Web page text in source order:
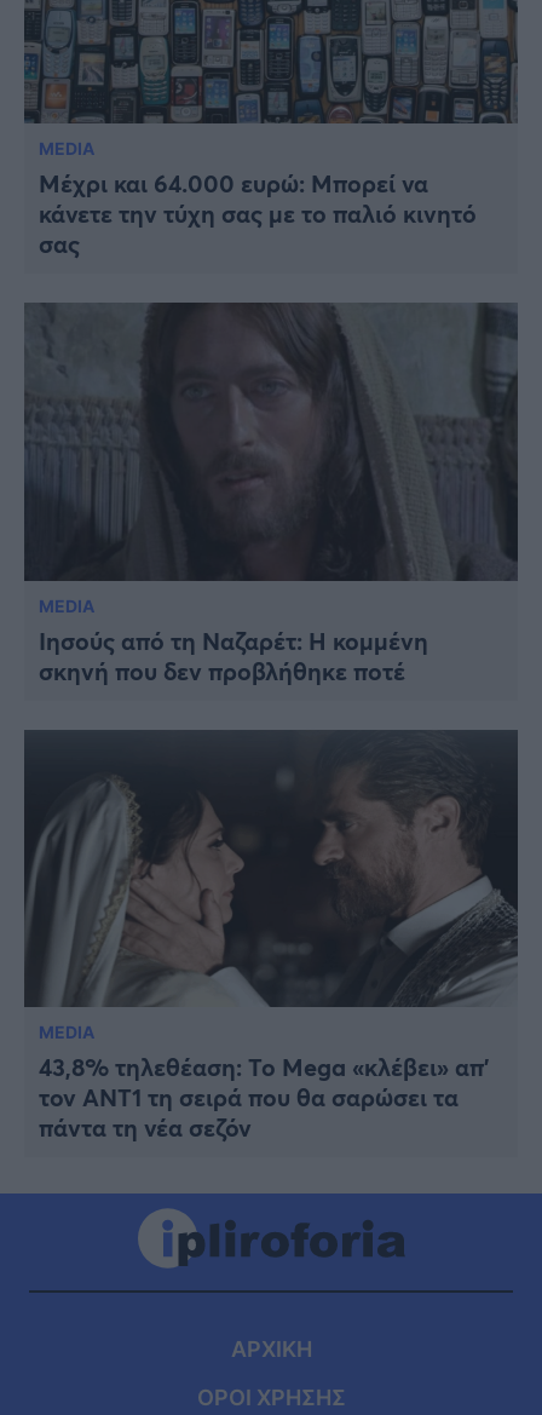
MEDIA
Μέχρι και 64.000 ευρώ: Μπορεί να
κάνετε την τύχη σας με το παλιό κινητό
σας
MEDIA
Ιησούς από τη Ναζαρέτ: Η κομμένη
σκηνή που δεν προβλήθηκε ποτέ
MEDIA
43,8% τηλεθέαση: Το Mega «κλέβει» απ’
τον ΑΝΤ1 τη σειρά που θα σαρώσει τα
πάντα τη νέα σεζόν
ΑΡΧΙΚΗ
ΟΡΟΙ ΧΡΗΣΗΣ